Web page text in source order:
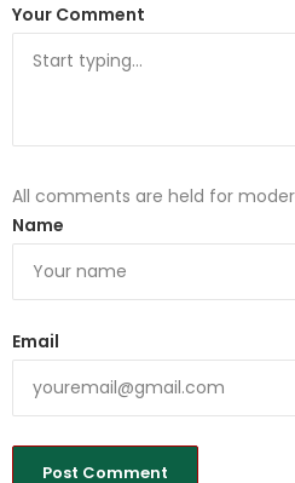
Your Comment
All comments are held for
Name
Email